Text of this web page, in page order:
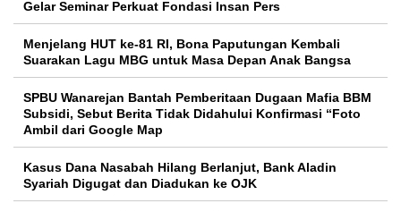
Gelar Seminar Perkuat Fondasi Insan Pers
Menjelang HUT ke-81 RI, Bona Paputungan Kembali
Suarakan Lagu MBG untuk Masa Depan Anak Bangsa
SPBU Wanarejan Bantah Pemberitaan Dugaan Mafia BBM
Subsidi, Sebut Berita Tidak Didahului Konfirmasi “Foto
Ambil dari Google Map
Kasus Dana Nasabah Hilang Berlanjut, Bank Aladin
Syariah Digugat dan Diadukan ke OJK